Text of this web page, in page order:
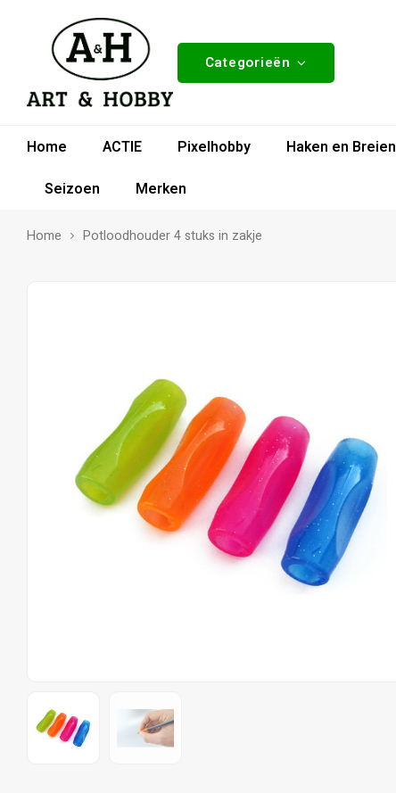
Categorieën
Home ACTIE Pixelhobby Haken en Breien
Seizoen
Merken
Home Potloodhouder 4 stuks in zakje